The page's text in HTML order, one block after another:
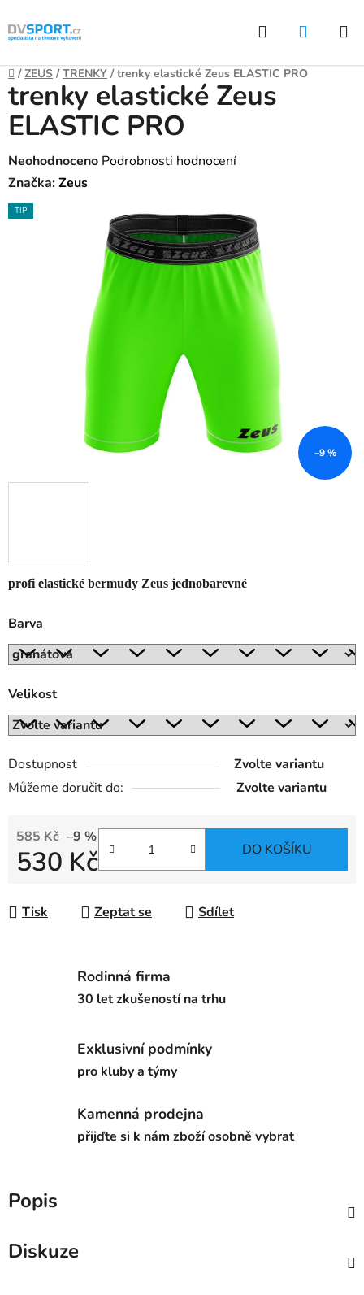
Přejít
na
Hledat
Domů
/ ZEUS / TRENKY / trenky elastické Zeus ELASTIC PRO
profi elastické bermudy Zeus jednobarevné
Barva
Velikost
Dostupnost
Zvolte variantu
Můžeme doručit do:
Zvolte variantu
585 Kč –9 %
530 Kč DO KOŠÍKU
Tisk Zeptat se Sdílet
trenky elastické Zeus
ELASTIC PRO
Průměrné
hodnocení
produktu
Neohodnoceno Podrobnosti hodnocení
Značka:Zeus
TIP
–9 %
Rodinná firma
30 let zkušeností na trhu
Exklusivní podmínky
pro kluby a týmy
Kamenná prodejna
přijďte si k nám zboží osobně vybrat
Popis
Diskuze